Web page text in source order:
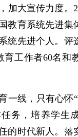
加大宣传力度。
教育系统先进集
统先进个人。评
育工作者60名和
一线，只有心怀
务，培养学生
的时代新人。落